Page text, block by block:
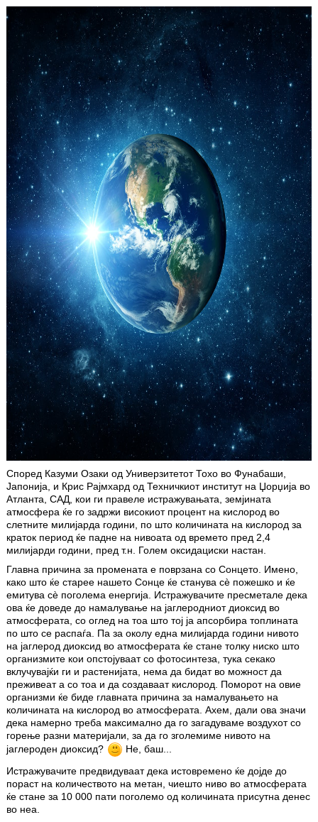
Според Казуми Озаки од Универзитетот Тохо во Фунабаши,
Јапонија, и Крис Рајмхард од Техничкиот институт на Џорџија во
Атланта, САД, кои ги правеле истражувањата, земјината
атмосфера ќе го задржи високиот процент на кислород во
слетните милијарда години, по што количината на кислород за
краток период ќе падне на нивоата од времето пред 2,4
милијарди години, пред т.н. Голем оксидациски настан.
Главна причина за промената е поврзана со Сонцето. Имено,
како што ќе старее нашето Сонце ќе станува сè пожешко и ќе
емитува сè поголема енергија. Истражувачите пресметале дека
ова ќе доведе до намалување на јаглеродниот диоксид во
атмосферата, со оглед на тоа што тој ја апсорбира топлината
по што се распаѓа. Па за околу една милијарда години нивото
на јаглерод диоксид во атмосферата ќе стане толку ниско што
организмите кои опстојуваат со фотосинтеза, тука секако
вклучувајќи ги и растенијата, нема да бидат во можност да
преживеат а со тоа и да создаваат кислород. Поморот на овие
организми ќе биде главната причина за намалувањето на
количината на кислород во атмосферата. Ахем, дали ова значи
дека намерно треба максимално да го загадуваме воздухот со
горење разни материјали, за да го зголемиме нивото на
јаглероден диоксид?
Не, баш...
Истражувачите предвидуваат дека истовремено ќе дојде до
пораст на количеството на метан, чиешто ниво во атмосферата
ќе стане за 10 000 пати поголемо од количината присутна денес
во неа.